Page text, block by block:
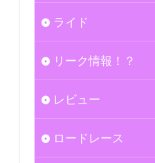
ライド
リーク情報！？
レビュー
ロードレース